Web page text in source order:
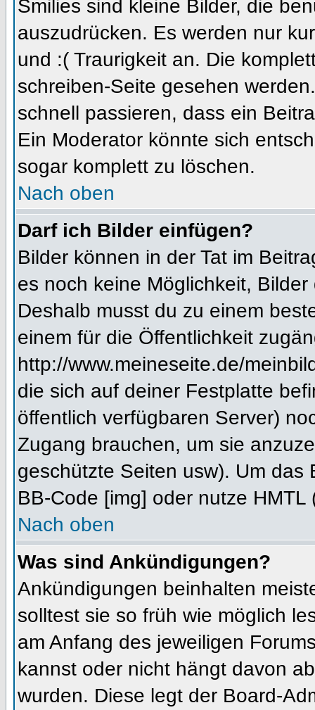
Smilies sind kleine Bilder, die
auszudrücken. Es werden nur
und :( Traurigkeit an. Die
schreiben-Seite gesehen
schnell passieren, dass ein
Ein Moderator könnte sich
sogar komplett zu löschen.
Nach oben
Darf ich Bilder einfügen?
Bilder können in der Tat im
es noch keine Möglichkeit,
Deshalb musst du zu einem
einem für die Öffentlichkeit
http://www.meineseite.de/
die sich auf deiner Festplatte
öffentlich verfügbaren Server)
Zugang brauchen, um sie
geschützte Seiten usw). Um
BB-Code [img] oder nutze HMTL
Nach oben
Was sind Ankündigungen?
Ankündigungen beinhalten
solltest sie so früh wie möglich
am Anfang des jeweiligen
kannst oder nicht hängt davon
wurden. Diese legt der Board-